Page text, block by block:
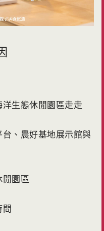
生態休閒園區走走
、農好基地展示館與
園區
間